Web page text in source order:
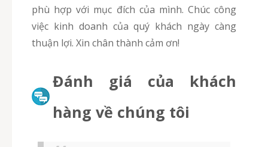
phù hợp với mục đích của mình. Chúc công
việc kinh doanh của quý khách ngày càng
thuận lợi. Xin chân thành cảm ơn!
Đánh giá của khách
hàng về chúng tôi